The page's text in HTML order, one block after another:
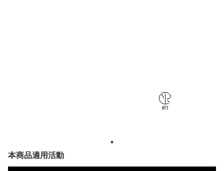
本商品適用活動